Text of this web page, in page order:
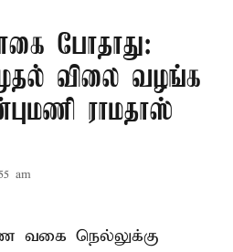
போதாது:
விலை வழங்க
ராமதாஸ்
am
வகை நெல்லுக்கு